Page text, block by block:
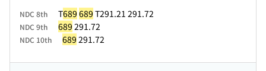
NDC 8th T689 689 T291.21 291.72
NDC 9th 689 291.72
NDC 10th 689 291.72